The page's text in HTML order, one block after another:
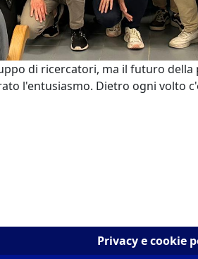
di ricercatori, ma il futuro
l'entusiasmo. Dietro ogni volto
Privacy e cookie